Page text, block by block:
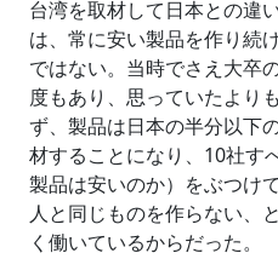
台湾を取材して日本との違
は、常に安い製品を作り続
ではない。当時でさえ大卒
度もあり、思っていたより
ず、製品は日本の半分以下
材することになり、10社す
製品は安いのか）をぶつけ
人と同じものを作らない、
く働いているからだった。